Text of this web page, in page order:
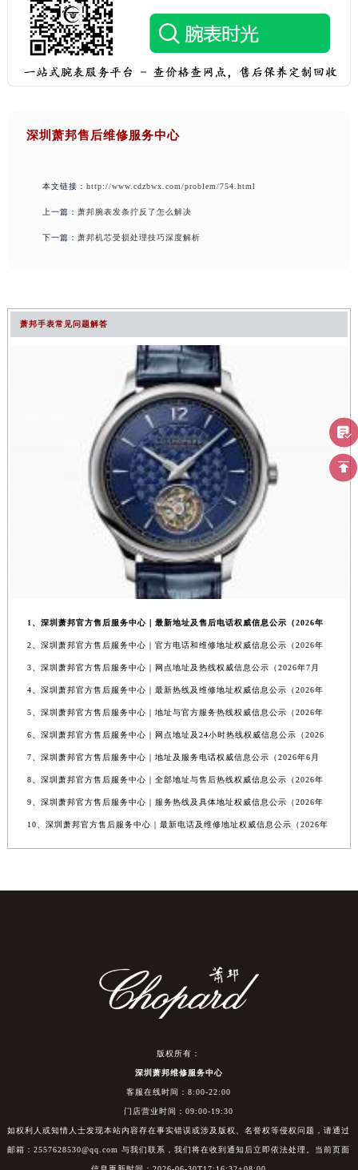
深圳萧邦售后维修服务中心
本文链接： http://www.cdzbwx.com/problem/754.html
上一篇： 萧邦腕表发条拧反了怎么解决
下一篇： 萧邦机芯受损处理技巧深度解析
萧邦手表常见问题解答
1、深圳萧邦官方售后服务中心｜最新地址及售后电话权威信息公示（2026年
2、深圳萧邦官方售后服务中心｜官方电话和维修地址权威信息公示（2026年
3、深圳萧邦官方售后服务中心｜网点地址及热线权威信息公示（2026年7月
4、深圳萧邦官方售后服务中心｜最新热线及维修地址权威信息公示（2026年
5、深圳萧邦官方售后服务中心｜地址与官方服务热线权威信息公示（2026年
6、深圳萧邦官方售后服务中心｜网点地址及24小时热线权威信息公示（2026
7、深圳萧邦官方售后服务中心｜地址及服务电话权威信息公示（2026年6月
8、深圳萧邦官方售后服务中心｜全部地址与售后热线权威信息公示（2026年
9、深圳萧邦官方售后服务中心｜服务热线及具体地址权威信息公示（2026年
10、深圳萧邦官方售后服务中心｜最新电话及维修地址权威信息公示（2026年
版权所有：
深圳萧邦维修服务中心
客服在线时间：8:00-22:00
门店营业时间：09:00-19:30
如权利人或知情人士发现本站内容存在事实错误或涉及版权、名誉权等侵权问题，请通过
邮箱：2557628530@qq.com 与我们联系，我们将在收到通知后立即依法处理。当前页面